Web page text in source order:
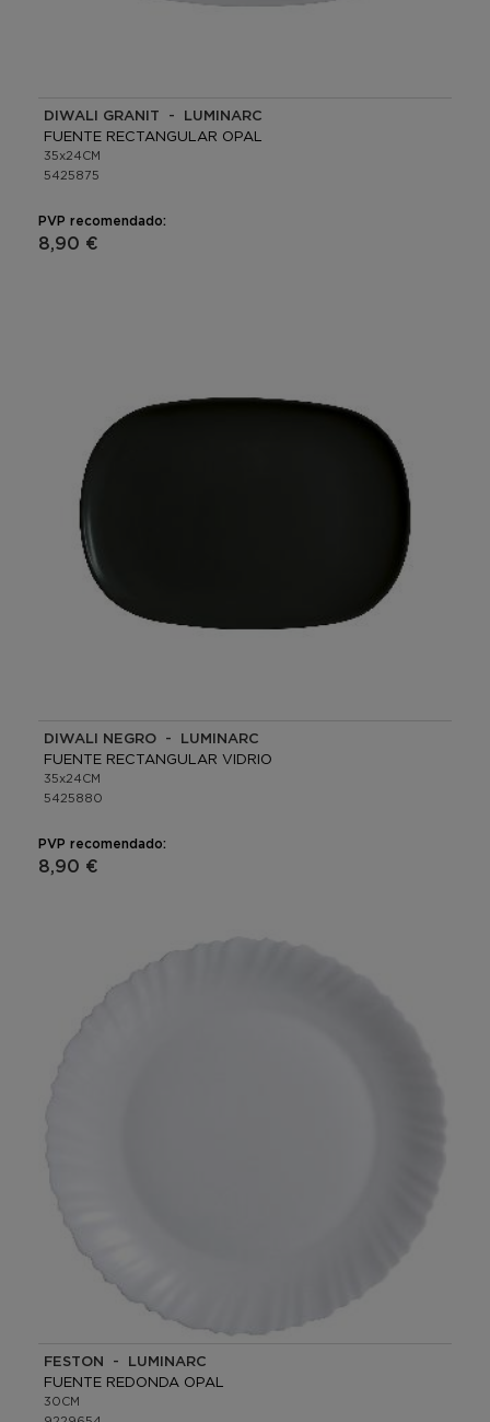
DIWALI GRANIT - LUMINARC
FUENTE RECTANGULAR OPAL
35x24CM
5425875
PVP recomendado:
8,90 €
DIWALI NEGRO - LUMINARC
FUENTE RECTANGULAR VIDRIO
35x24CM
5425880
PVP recomendado:
8,90 €
FESTON - LUMINARC
FUENTE REDONDA OPAL
30CM